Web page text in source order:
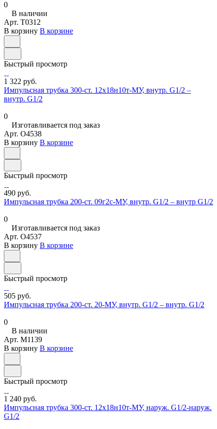
0
В наличии
Арт. T0312
В корзину В корзине
Быстрый просмотр
1 322 руб.
Импульсная трубка 300-ст. 12х18н10т-МУ, внутр. G1/2 –
внутр. G1/2
0
Изготавливается под заказ
Арт. O4538
В корзину В корзине
Быстрый просмотр
490 руб.
Импульсная трубка 200-ст. 09г2с-МУ, внутр. G1/2 – внутр G1/2
0
Изготавливается под заказ
Арт. O4537
В корзину В корзине
Быстрый просмотр
505 руб.
Импульсная трубка 200-ст. 20-МУ, внутр. G1/2 – внутр. G1/2
0
В наличии
Арт. M1139
В корзину В корзине
Быстрый просмотр
1 240 руб.
Импульсная трубка 300-ст. 12х18н10т-МУ, наруж. G1/2-наруж.
G1/2